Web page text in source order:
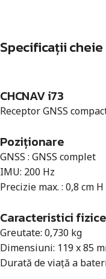
Specificații cheie
CHCNAV i73
Receptor GNSS
Poziționare
GNSS : GNSS complet
IMU: 200 Hz
Precizie max. : 0,8 cm
Caracteristici fizice
Greutate: 0,730 kg
Dimensiuni: 119 x 85
Durată de viață a